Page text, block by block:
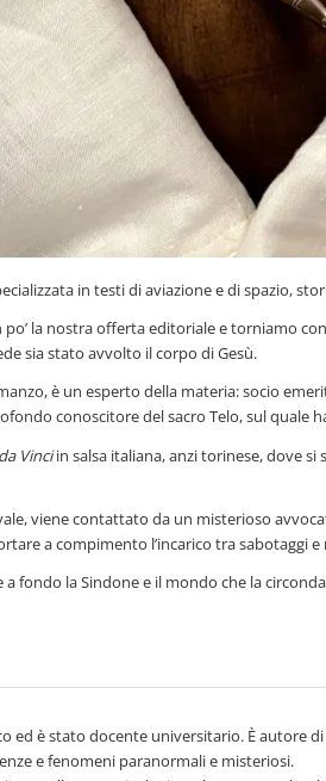
in testi di aviazione e di spazio,
po’ la nostra offerta editoriale e torniamo
sia stato avvolto il corpo di Gesù.
è un esperto della materia: socio
conoscitore del sacro Telo, sul quale
Vinciin salsa italiana, anzi torinese, dove
viene contattato da un misterioso
a compimento l’incarico tra sabotaggi
fondo la Sindone e il mondo che la
ed è stato docente universitario. È autore
e fenomeni paranormali e misteriosi.